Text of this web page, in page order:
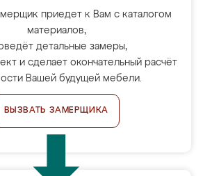
приедет к Вам с каталогом
материалов,
детальные замеры,
и сделает окончательный расчёт
Вашей будущей мебели.
ВЫЗВАТЬ ЗАМЕРЩИКА